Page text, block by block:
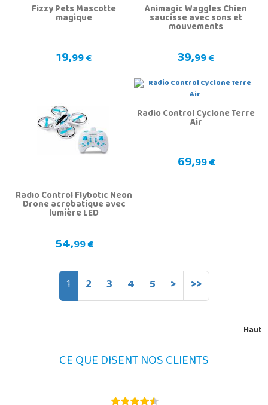
Fizzy Pets Mascotte
magique
19,99 €
Animagic Waggles Chien
saucisse avec sons et
mouvements
39,99 €
Radio Control Flybotic Neon
Drone acrobatique avec
lumière LED
54,99 €
Radio Control Cyclone Terre
Air
69,99 €
1 2 3 4 5 > >>
Haut
CE QUE DISENT NOS CLIENTS